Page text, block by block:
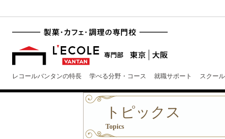
レコールバンタンの特長 学べる分野・コース 就職サポート スクー
トピックス
Topics